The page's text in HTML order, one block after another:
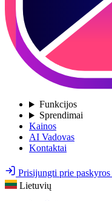
Funkcijos
Sprendimai
Kainos
AI Vadovas
Kontaktai
Prisijungti prie paskyros
Lietuvių